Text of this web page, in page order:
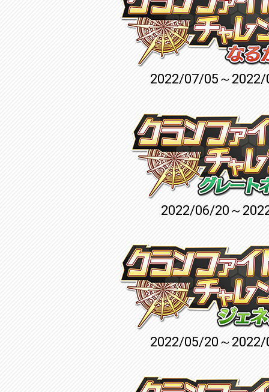
2022/07/05～
2022/06/20～
2022/05/20～